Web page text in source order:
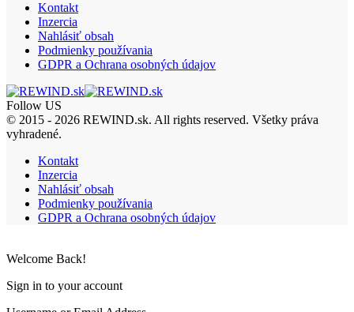
Kontakt
Inzercia
Nahlásiť obsah
Podmienky používania
GDPR a Ochrana osobných údajov
Follow US
© 2015 - 2026 REWIND.sk. All rights reserved. Všetky práva
vyhradené.
Kontakt
Inzercia
Nahlásiť obsah
Podmienky používania
GDPR a Ochrana osobných údajov
Welcome Back!
Sign in to your account